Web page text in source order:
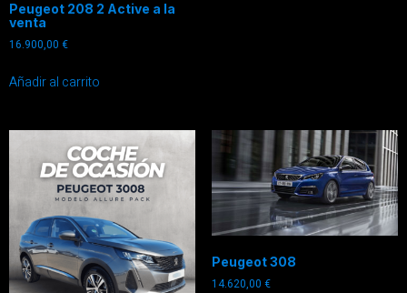
Peugeot 208 2 Active a la
venta
16.900,00 €
Añadir al carrito
Peugeot 308
14.620,00 €